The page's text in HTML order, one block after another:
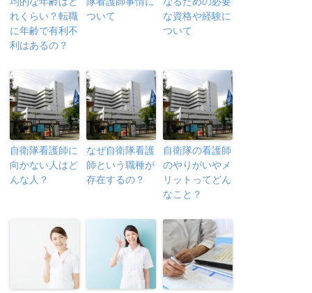
れくらい？転職
に年齢で有利不
利はあるの？
ついて
な資格や経験に
ついて
自衛隊看護師に
向かない人はど
んな人？
なぜ自衛隊看護
師という職種が
存在するの？
自衛隊の看護師
のやりがいやメ
リットってどん
なこと？